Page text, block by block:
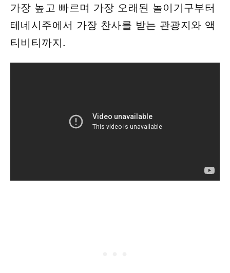
가장 높고 빠르며 가장 오래된 놀이기구부터
테네시주에서 가장 찬사를 받는 관광지와 액
티비티까지.